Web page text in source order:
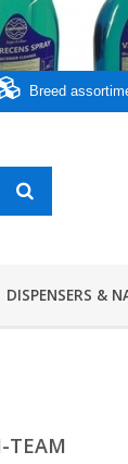
Breed
DISPENSERS &
TEAM